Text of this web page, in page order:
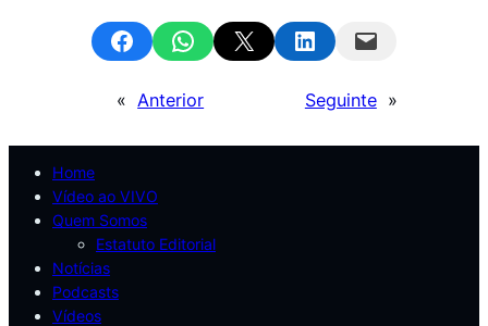
Share on FacebookShare on WhatsApp
Email this Page Share on LinkedInEmail this Page
« Anterior Seguinte »
Home
Vídeo ao VIVO
Quem Somos
Estatuto Editorial
Notícias
Podcasts
Vídeos